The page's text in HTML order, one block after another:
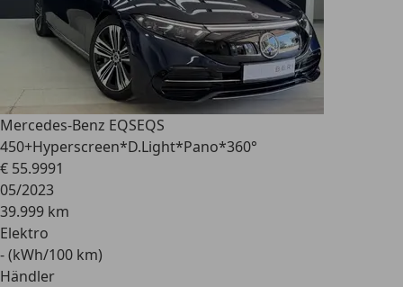
Mercedes-Benz EQSEQS
450+Hyperscreen*D.Light*Pano*360°
€ 55.9991
05/2023
39.999 km
Elektro
- (kWh/100 km)
Händler